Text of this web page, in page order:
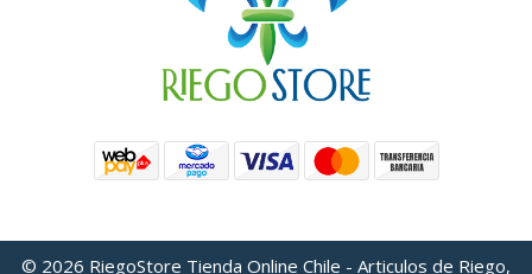
© 2026 RiegoStore Tienda Online Chile - Articulos de Riego,